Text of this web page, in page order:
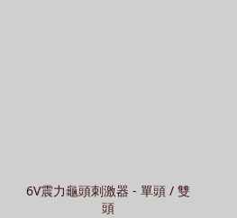
6V震力龜頭刺激器 - 單頭 / 雙
頭